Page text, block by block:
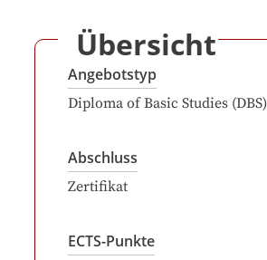
Übersicht
Angebotstyp
Diploma of Basic Studies (DBS)
Abschluss
Zertifikat
ECTS-Punkte